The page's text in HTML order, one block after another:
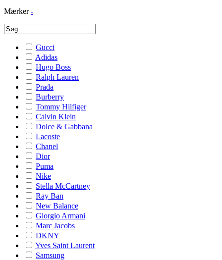
Mærker -
Gucci
Adidas
Hugo Boss
Ralph Lauren
Prada
Burberry
Tommy Hilfiger
Calvin Klein
Dolce & Gabbana
Lacoste
Chanel
Dior
Puma
Nike
Stella McCartney
Ray Ban
New Balance
Giorgio Armani
Marc Jacobs
DKNY
Yves Saint Laurent
Samsung